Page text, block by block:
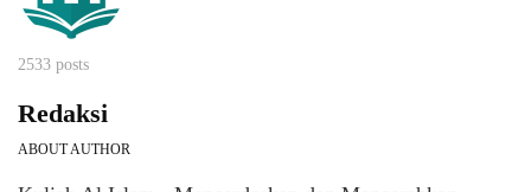
2533 posts
Redaksi
ABOUT AUTHOR